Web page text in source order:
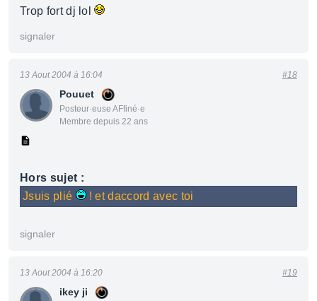
Trop fort dj lol
signaler
Pouuet
Posteur·euse AFfiné·e
Membre depuis 22 ans
13 Aout 2004 à 16:04 #18
Hors sujet :
Jsuis plié
! et daccord avec toi
signaler
ikey ji
13 Aout 2004 à 16:20 #19